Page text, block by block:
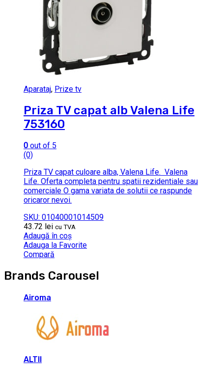
Aparataj, Prize tv
Priza TV capat alb Valena Life
753160
0 out of 5
(0)
Priza TV capat culoare alba, Valena Life. Valena
Life. Oferta completa pentru spatii rezidentiale sau
comerciale O gama variata de solutii ce raspunde
oricaror nevoi.
SKU: 01040001014509
43.72 lei cu TVA
Adaugă în coș
Adauga la Favorite
Compară
Brands Carousel
Airoma
ALTII